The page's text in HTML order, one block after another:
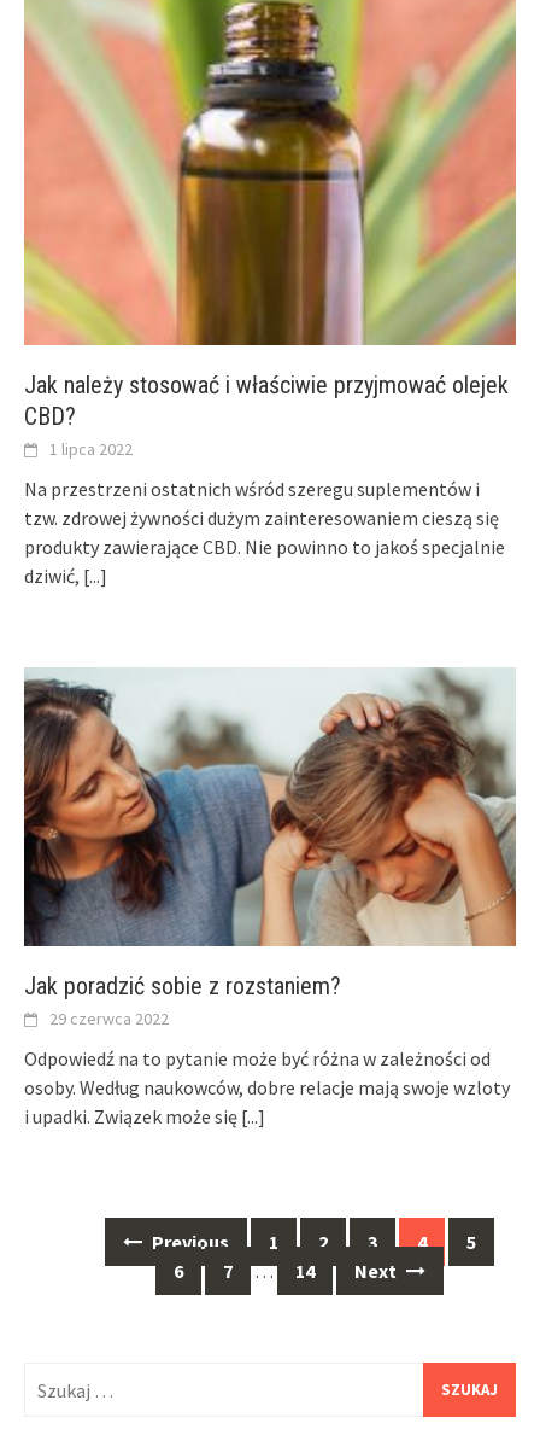
Jak należy stosować i właściwie przyjmować olejek
CBD?
1 lipca 2022
Na przestrzeni ostatnich wśród szeregu suplementów i
tzw. zdrowej żywności dużym zainteresowaniem cieszą się
produkty zawierające CBD. Nie powinno to jakoś specjalnie
dziwić, [...]
Jak poradzić sobie z rozstaniem?
29 czerwca 2022
Odpowiedź na to pytanie może być różna w zależności od
osoby. Według naukowców, dobre relacje mają swoje wzloty
i upadki. Związek może się [...]
navigation
Previous 1 2 3 4
5
6
7 … 14 Next